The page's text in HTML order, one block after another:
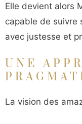
Elle devient alors
capable de suivre
avec justesse et
UNE
La vision des